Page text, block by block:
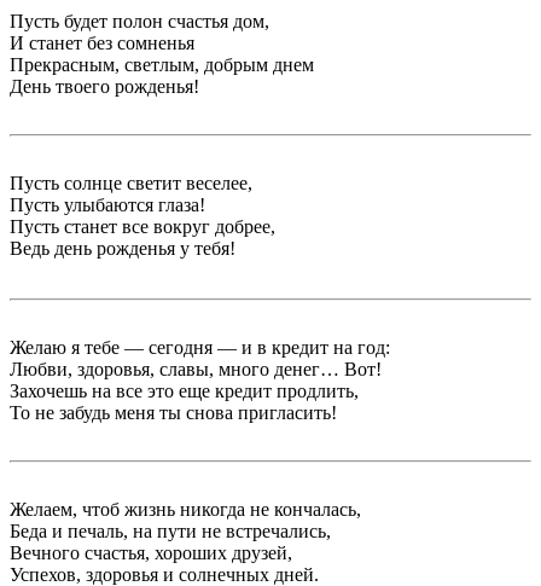
Пусть будет полон счастья дом,
И станет без сомненья
Прекрасным, светлым, добрым днем
День твоего рожденья!
Пусть солнце светит веселее,
Пусть улыбаются глаза!
Пусть станет все вокруг добрее,
Ведь день рожденья у тебя!
Желаю я тебе — сегодня — и в кредит на год:
Любви, здоровья, славы, много денег… Вот!
Захочешь на все это еще кредит продлить,
То не забудь меня ты снова пригласить!
Желаем, чтоб жизнь никогда не кончалась,
Беда и печаль, на пути не встречались,
Вечного счастья, хороших друзей,
Успехов, здоровья и солнечных дней.